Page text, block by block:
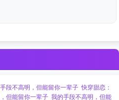
段不高明，但能留你一辈子 快穿甜恋：
但能留你一辈子 我的手段不高明，但能